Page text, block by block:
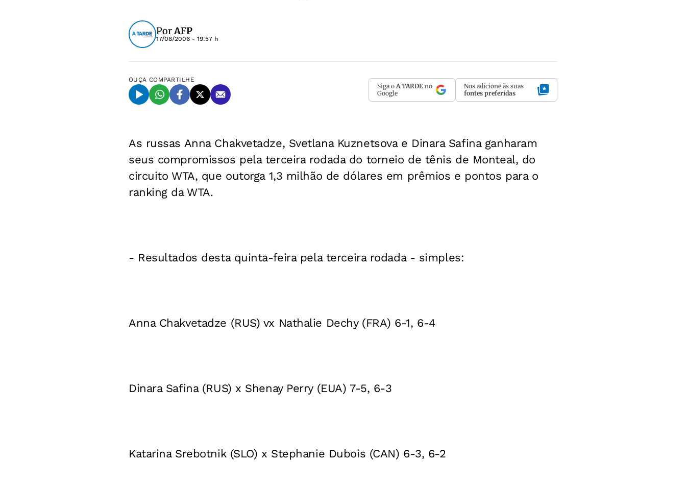
PorAFP
17/08/2006 - 19:57 h
OUÇA COMPARTILHE
Siga o A TARDE no
Google
Nos adicione às suas
fontes preferidas
As russas Anna Chakvetadze, Svetlana Kuznetsova e Dinara Safina ganharam
seus compromissos pela terceira rodada do torneio de tênis de Monteal, do
circuito WTA, que outorga 1,3 milhão de dólares em prêmios e pontos para o
ranking da WTA.
- Resultados desta quinta-feira pela terceira rodada - simples:
Anna Chakvetadze (RUS) vx Nathalie Dechy (FRA) 6-1, 6-4
Dinara Safina (RUS) x Shenay Perry (EUA) 7-5, 6-3
Katarina Srebotnik (SLO) x Stephanie Dubois (CAN) 6-3, 6-2